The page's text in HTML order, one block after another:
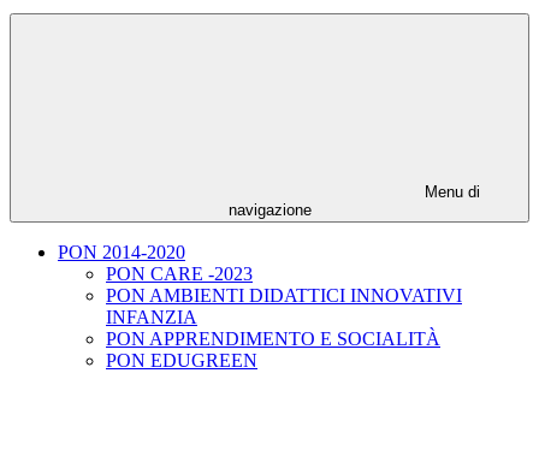
Menu di
navigazione
PON 2014-2020
PON CARE -2023
PON AMBIENTI DIDATTICI INNOVATIVI
INFANZIA
PON APPRENDIMENTO E SOCIALITÀ
PON EDUGREEN